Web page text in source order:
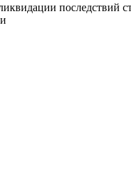
последствий